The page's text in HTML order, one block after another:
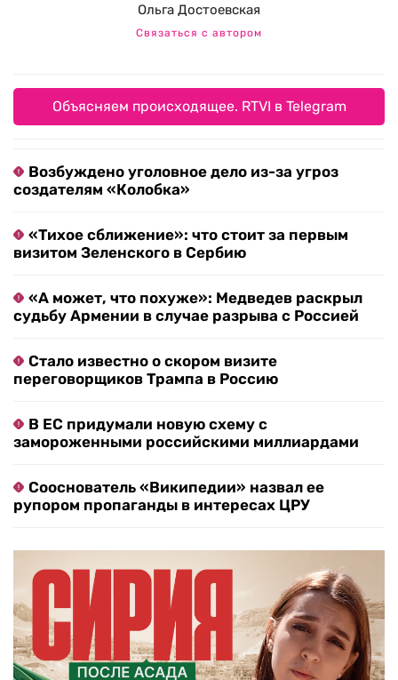
Ольга Достоевская
Связаться с автором
Объясняем происходящее. RTVI в Telegram
Возбуждено уголовное дело из-за угроз
создателям «Колобка»
«Тихое сближение»: что стоит за первым
визитом Зеленского в Сербию
«А может, что похуже»: Медведев раскрыл
судьбу Армении в случае разрыва с Россией
Стало известно о скором визите
переговорщиков Трампа в Россию
В ЕС придумали новую схему с
замороженными российскими миллиардами
Сооснователь «Википедии» назвал ее
рупором пропаганды в интересах ЦРУ